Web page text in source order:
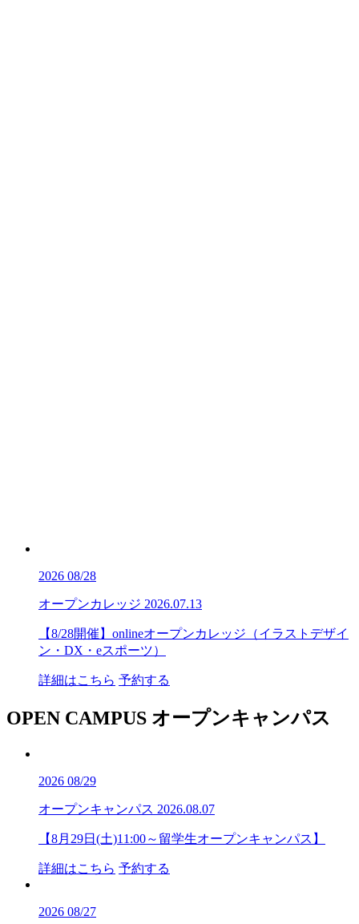
2026 08/28
オープンカレッジ 2026.07.13
【8/28開催】onlineオープンカレッジ（イラストデザイ
ン・DX・eスポーツ）
詳細はこちら 予約する
OPEN CAMPUS オープンキャンパス
2026 08/29
オープンキャンパス 2026.08.07
【8月29日(土)11:00～留学生オープンキャンパス】
詳細はこちら 予約する
2026 08/27